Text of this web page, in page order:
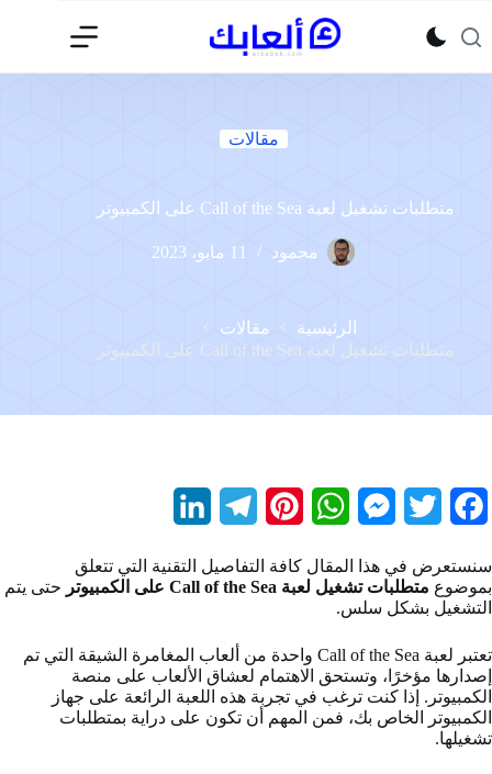
إلى
المحتوى
مقالات
متطلبات تشغيل لعبة Call of the Sea على الكمبيوتر
محمود 11 مايو، 2023
الرئيسية
مقالات
متطلبات تشغيل لعبة Call of the Sea على الكمبيوتر
e
b
o
o
i
t
t
e
r
M
s
s
e
g
W
a
s
A
p
n
e
r
e
l
g
a
n
e
d
I
سنستعرض في هذا المقال كافة التفاصيل التقنية التي تتعلق
بموضوع متطلبات تشغيل لعبة Call of the Sea على الكمبيوتر
حتى يتم
التشغيل بشكل سلس.
تعتبر لعبة Call of the Sea واحدة من ألعاب المغامرة الشيقة التي تم
إصدارها مؤخرًا، وتستحق الاهتمام لعشاق الألعاب على منصة
الكمبيوتر. إذا كنت ترغب في تجربة هذه اللعبة الرائعة على جهاز
الكمبيوتر الخاص بك، فمن المهم أن تكون على دراية بمتطلبات
تشغيلها.